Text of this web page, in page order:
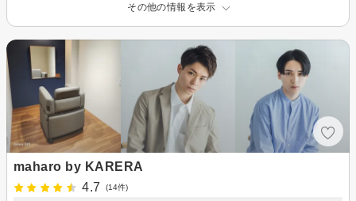
その他の情報を表示
maharo by KARERA
4.7
(14件)